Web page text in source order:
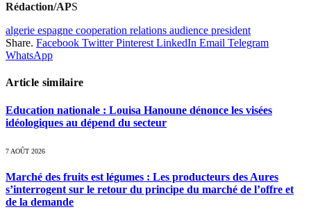
Rédaction/APS
algerie espagne cooperation relations audience president
Share. Facebook Twitter Pinterest LinkedIn Email Telegram
WhatsApp
Article similaire
Education nationale : Louisa Hanoune dénonce les visées
idéologiques au dépend du secteur
7 AOÛT 2026
Marché des fruits est légumes : Les producteurs des Aures
s’interrogent sur le retour du principe du marché de l’offre et
de la demande